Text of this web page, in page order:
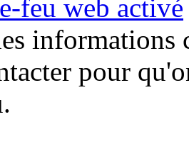
feu web activé
informations
pour